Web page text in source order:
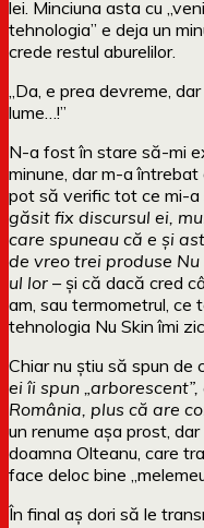
lei. Minciuna asta cu
tehnologia” e deja un
crede restul aburelilor.
„Da, e prea devreme,
lume…!”
N-a fost în stare să-mi
minune, dar m-a
pot să verific tot ce mi-a
găsit fix discursul ei,
care spuneau că e și
de vreo trei produse
ul lor – și că dacă cred
am, sau termometrul, ce
tehnologia Nu Skin îmi
Chiar nu știu să spun de
ei îi spun
România, plus că are
un renume așa prost,
doamna Olteanu, care
face deloc bine
În final aș dori să le